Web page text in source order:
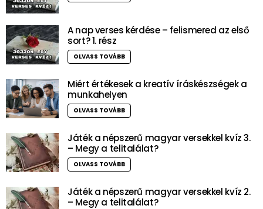
A nap verses kérdése – felismered az első
sort? 1. rész
OLVASS TOVÁBB
Miért értékesek a kreatív íráskészségek a
munkahelyen
OLVASS TOVÁBB
Játék a népszerű magyar versekkel kvíz 3.
– Megy a telitalálat?
OLVASS TOVÁBB
Játék a népszerű magyar versekkel kvíz 2.
– Megy a telitalálat?